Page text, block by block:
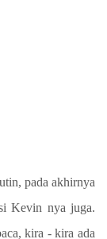
pada akhirnya
Kevin nya juga.
kira - kira ada